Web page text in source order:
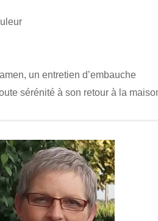
un entretien d’embauche
sérénité à son retour à la